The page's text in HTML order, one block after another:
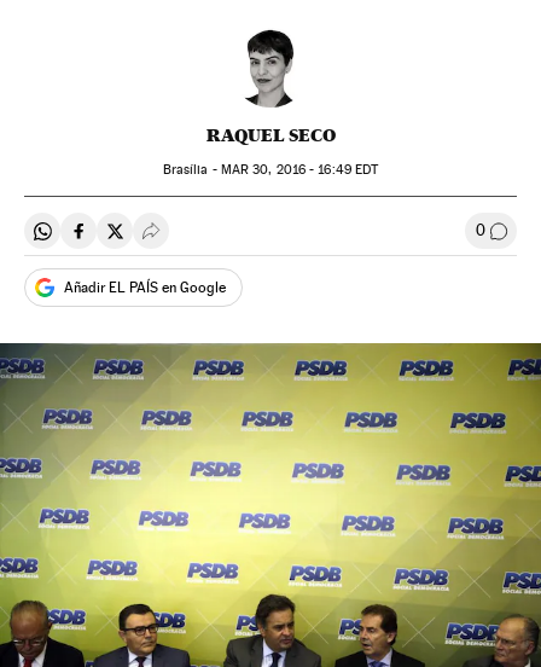
RAQUEL SECO
Brasília - MAR 30, 2016 - 16:49EDT
Compartir en Whatsapp
Compartir en Facebook
Compartir en Twitter
Desplegar Redes Sociales 0
Añadir EL PAÍS en Google